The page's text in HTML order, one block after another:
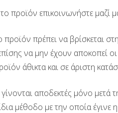
προϊόν επικοινωνήστε
πρέπει να βρίσκεται
επίσης να μην έχουν αποκοπεί
άθικτα και σε άριστη
αποδεκτές μόνο
μέθοδο με την οποία